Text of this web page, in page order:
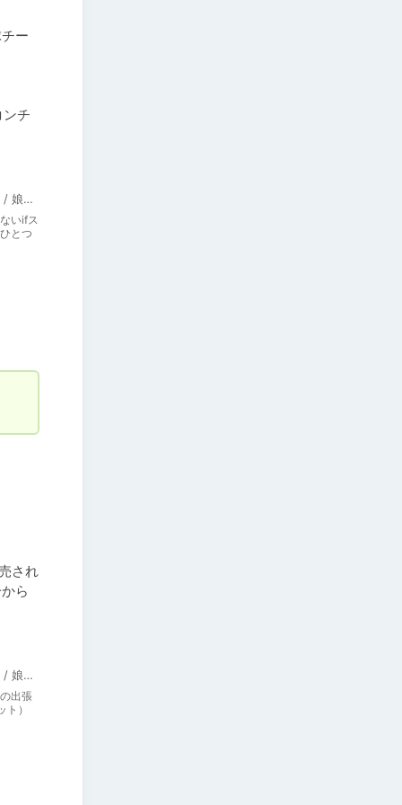
ー
チ
インターハート / Candy Soft / ぐみそふと / はちみつそふと / REAL / DarknessPot / 娘。 / しばそふと / DESSERT Soft / カカオ / ういろうそふと / ましゅまろそふと
いifス
とつ
され
ら
インターハート / Candy Soft / ぐみそふと / はちみつそふと / REAL / DarknessPot / 娘。 / しばそふと / DESSERT Soft / カカオ / ういろうそふと / ましゅまろそふと
出張
）